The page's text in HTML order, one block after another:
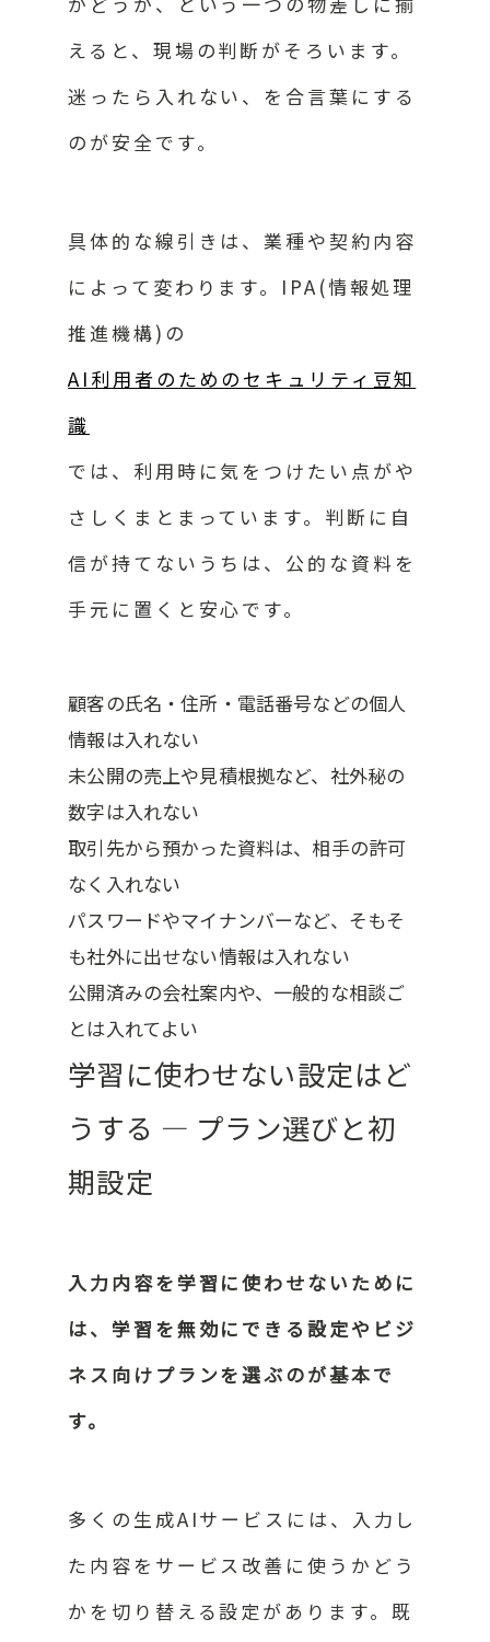
えると、現場の判断がそろいます。
迷ったら入れない、を合言葉にする
のが安全です。
具体的な線引きは、業種や契約内容
によって変わります。IPA(情報処理
推進機構)の
AI利用者のためのセキュリティ豆知
識
では、利用時に気をつけたい点がや
さしくまとまっています。判断に自
信が持てないうちは、公的な資料を
手元に置くと安心です。
顧客の氏名・住所・電話番号などの個人
情報は入れない
未公開の売上や見積根拠など、社外秘の
数字は入れない
取引先から預かった資料は、相手の許可
なく入れない
パスワードやマイナンバーなど、そもそ
も社外に出せない情報は入れない
公開済みの会社案内や、一般的な相談ご
とは入れてよい
学習に使わせない設定はど
うする ― プラン選びと初
期設定
入力内容を学習に使わせないために
は、学習を無効にできる設定やビジ
ネス向けプランを選ぶのが基本で
す。
多くの生成AIサービスには、入力し
た内容をサービス改善に使うかどう
かを切り替える設定があります。既